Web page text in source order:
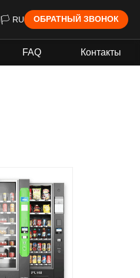
🏳 RU ОБРАТНЫЙ ЗВОНОК
FAQ Контакты